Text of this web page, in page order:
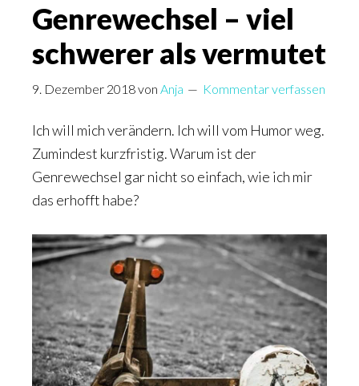
Genrewechsel – viel
schwerer als vermutet
9. Dezember 2018von Anja Kommentar verfassen
Ich will mich verändern. Ich will vom Humor weg.
Zumindest kurzfristig. Warum ist der
Genrewechsel gar nicht so einfach, wie ich mir
das erhofft habe?